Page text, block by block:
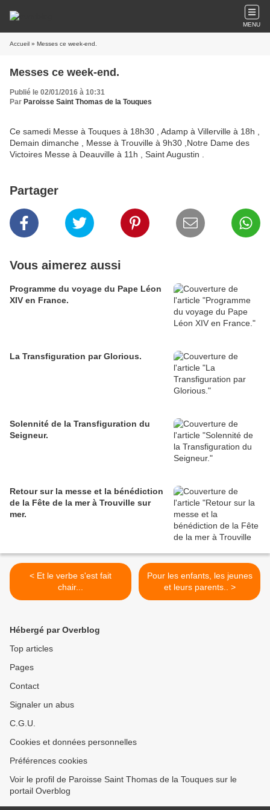
MENU
Accueil » Messes ce week-end.
Messes ce week-end.
Publié le 02/01/2016 à 10:31
Par Paroisse Saint Thomas de la Touques
Ce samedi Messe à Touques à 18h30 , Adamp à Villerville à 18h ,
Demain dimanche , Messe à Trouville à 9h30 ,Notre Dame des
Victoires Messe à Deauville à 11h , Saint Augustin .
Partager
Vous aimerez aussi
Programme du voyage du Pape Léon
XIV en France.
La Transfiguration par Glorious.
Solennité de la Transfiguration du
Seigneur.
Retour sur la messe et la bénédiction
de la Fête de la mer à Trouville sur
mer.
< Et le verbe s'est fait
chair...
Pour les enfants, les jeunes
et leurs parents.. >
Hébergé par Overblog
Top articles
Pages
Contact
Signaler un abus
C.G.U.
Cookies et données personnelles
Préférences cookies
Voir le profil de Paroisse Saint Thomas de la Touques sur le
portail Overblog